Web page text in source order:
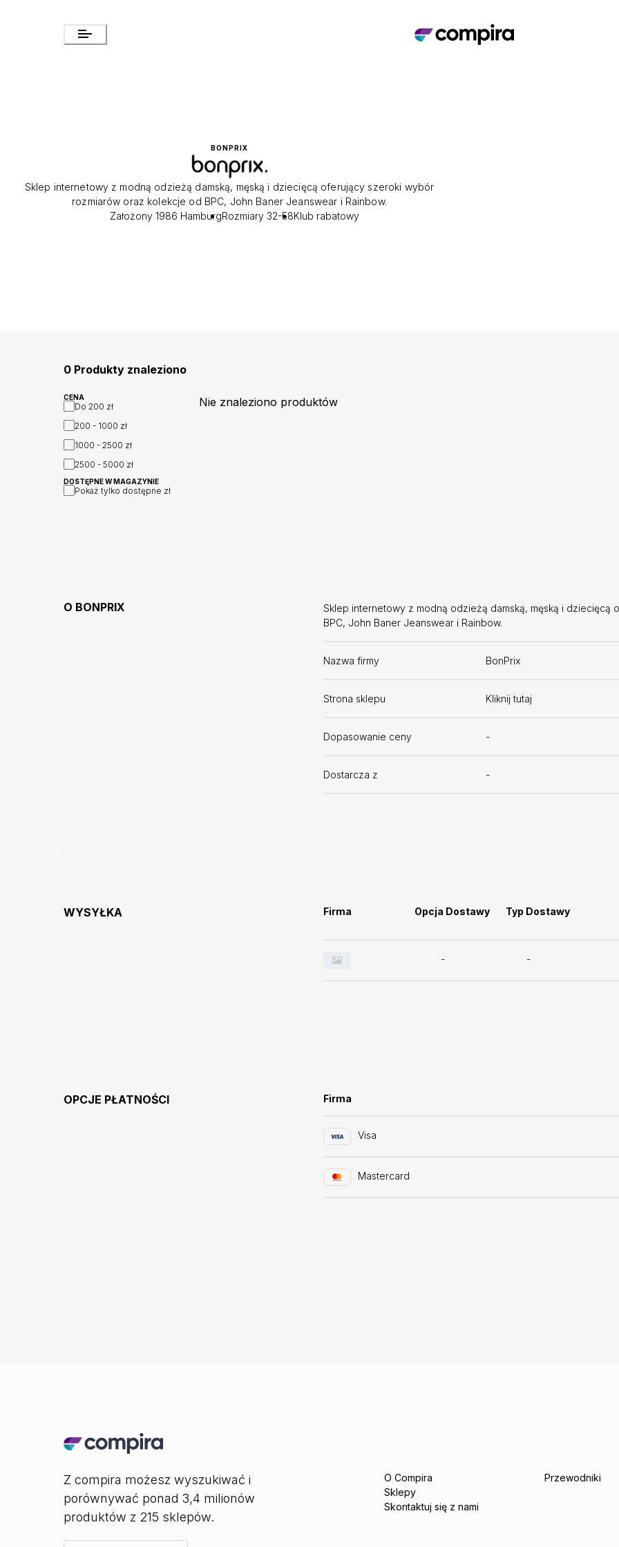
BONPRIX
Sklep internetowy z modną odzieżą damską, męską i dziecięcą oferujący szeroki wybór
rozmiarów oraz kolekcje od BPC, John Baner Jeanswear i Rainbow. ​
Założony 1986 Hamburg ​Rozmiary 32-58 ​Klub rabatowy ​
0 Produkty znaleziono
CENA
Do 200 zł
200 - 1000 zł
1000 - 2500 zł
2500 - 5000 zł
DOSTĘPNE W MAGAZYNIE
Pokaż tylko dostępne zł
Nie znaleziono produktów
O BONPRIX
Sklep internetowy z modną odzieżą damską, męską i
BPC, John Baner Jeanswear i Rainbow. ​
Nazwa firmy BonPrix
Strona sklepu Kliknij tutaj
Dopasowanie ceny -
Dostarcza z -
WYSYŁKA Firma Opcja Dostawy Typ Dostawy
- -
OPCJE PŁATNOŚCI Firma
Visa
Mastercard
Z compira możesz wyszukiwać i
porównywać ponad 3,4 milionów
produktów z 215 sklepów.
O Compira
Sklepy
Skontaktuj się z nami
Przewodniki